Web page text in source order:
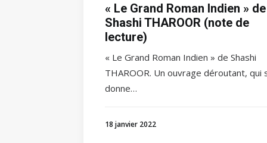
« Le Grand Roman Indien » de
Shashi THAROOR (note de
lecture)
« Le Grand Roman Indien » de Shashi
THAROOR. Un ouvrage déroutant, qui
donne…
18 janvier 2022